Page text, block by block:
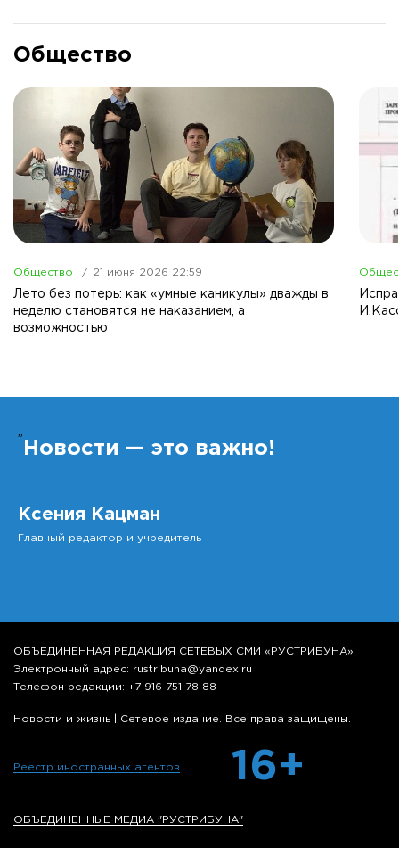
Общество
Общество 21 июня 2026 22:59
Лето без потерь: как «умные каникулы» дважды в
неделю становятся не наказанием, а
возможностью
Новости — это важно!
Ксения Кацман
Главный редактор и учредитель
ОБЪЕДИНЕННАЯ РЕДАКЦИЯ СЕТЕВЫХ СМИ «РУСТРИБУНА»
Электронный адрес: rustribuna@yandex.ru
Телефон редакции: +7 916 751 78 88
Новости и жизнь | Сетевое издание. Все права защищены.
Реестр иностранных агентов 16+
ОБЪЕДИНЕННЫЕ МЕДИА "РУСТРИБУНА"